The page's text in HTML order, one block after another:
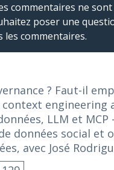
commentaires ne
poser une
commentaires.
? Faut-il
engineering
LLM et MCP
données social et
avec José